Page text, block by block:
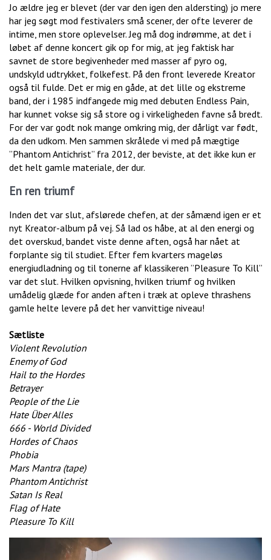
Jo ældre jeg er blevet (der var den igen den aldersting) jo mere
har jeg søgt mod festivalers små scener, der ofte leverer de
intime, men store oplevelser. Jeg må dog indrømme, at det i
løbet af denne koncert gik op for mig, at jeg faktisk har
savnet de store begivenheder med masser af pyro og,
undskyld udtrykket, folkefest. På den front leverede Kreator
også til fulde. Det er mig en gåde, at det lille og ekstreme
band, der i 1985 indfangede mig med debuten Endless Pain,
har kunnet vokse sig så store og i virkeligheden favne så bredt.
For der var godt nok mange omkring mig, der dårligt var født,
da den udkom. Men sammen skrålede vi med på mægtige
”Phantom Antichrist” fra 2012, der beviste, at det ikke kun er
det helt gamle materiale, der dur.
En ren triumf
Inden det var slut, afslørede chefen, at der såmænd igen er et
nyt Kreator-album på vej. Så lad os håbe, at al den energi og
det overskud, bandet viste denne aften, også har nået at
forplante sig til studiet. Efter fem kvarters mageløs
energiudladning og til tonerne af klassikeren ”Pleasure To Kill”
var det slut. Hvilken opvisning, hvilken triumf og hvilken
umådelig glæde for anden aften i træk at opleve thrashens
gamle helte levere på det her vanvittige niveau!
Sætliste
Violent Revolution
Enemy of God
Hail to the Hordes
Betrayer
People of the Lie
Hate Über Alles
666 - World Divided
Hordes of Chaos
Phobia
Mars Mantra (tape)
Phantom Antichrist
Satan Is Real
Flag of Hate
Pleasure To Kill